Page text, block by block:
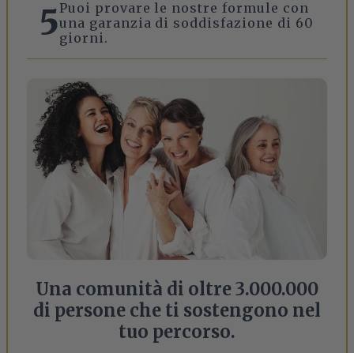
5Puoi provare le nostre formule con
una garanzia di soddisfazione di 60
giorni.
Una comunità di oltre 3.000.000
di persone che ti sostengono nel
tuo percorso.